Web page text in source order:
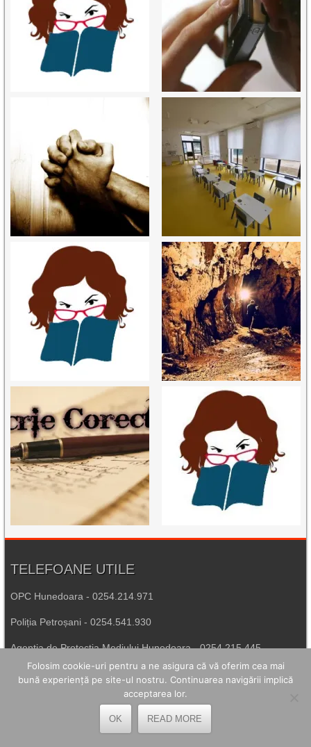
TELEFOANE UTILE
OPC Hunedoara - 0254.214.971
Poliția Petroșani - 0254.541.930
Agenția de Protecția Mediului Hunedoara - 0254.215.445
Spitalul de Urgență Petroșani - 0254.544.321
Număr Unic de Urgență - 112
Folosim cookie-uri pentru a ne asigura că vă oferim cea mai
bună experiență pe site-ul nostru. Continuarea navigării implică
acceptarea lor.
OK READ MORE